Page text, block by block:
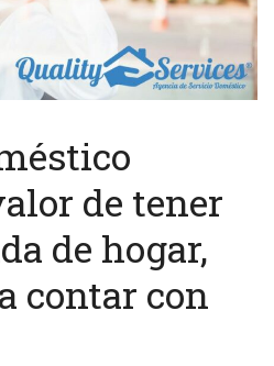
de tener
de hogar,
contar con